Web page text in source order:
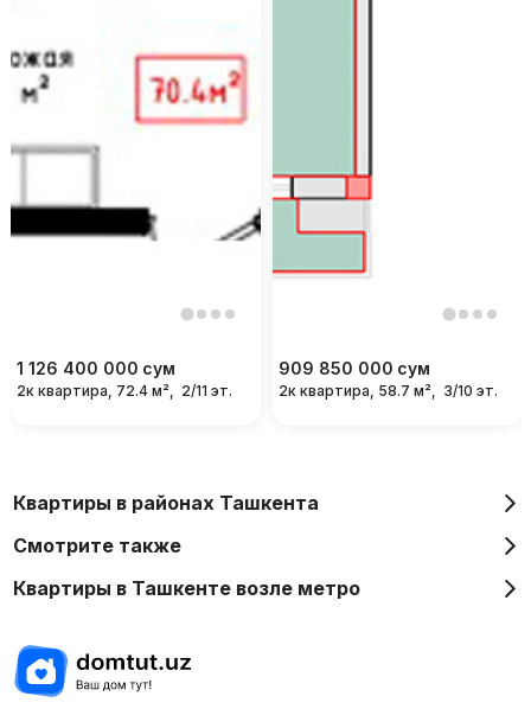
1 126 400 000 сум
2к квартира, 72.4 м², 2/11 эт.
909 850 000 сум
2к квартира, 58.7 м², 3/10 эт.
Квартиры в районах Ташкента
Смотрите также
Квартиры в Ташкенте возле метро